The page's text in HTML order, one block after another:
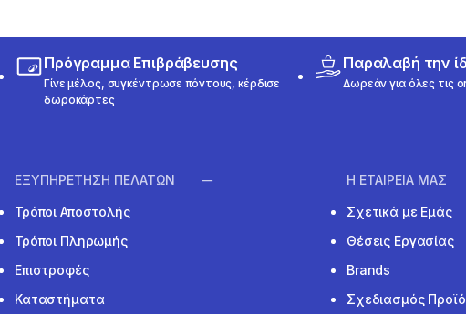
Πρόγραμμα Επιβράβευσης
Γίνε μέλος, συγκέντρωσε πόντους, κέρδισε
δωροκάρτες
Παραλαβή την
Δωρεάν για όλες τις
ΕΞΥΠΗΡΕΤΗΣΗ ΠΕΛΑΤΩΝ
Τρόποι Αποστολής
Τρόποι Πληρωμής
Επιστροφές
Καταστήματα
Η ΕΤΑΙΡΕΙΑ ΜΑΣ
Σχετικά με Εμάς
Θέσεις Εργασίας
Brands
Σχεδιασμός